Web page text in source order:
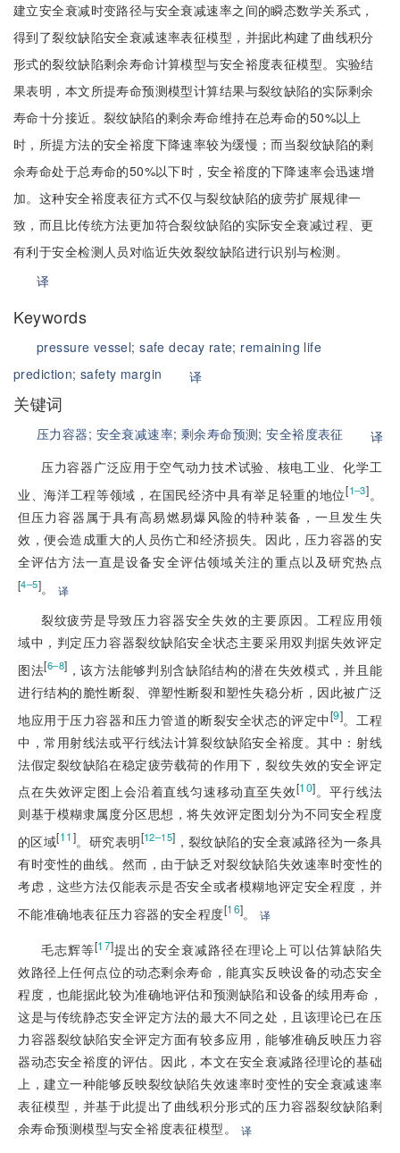
建立安全衰减时变路径与安全衰减速率之间的瞬态数学关系式，
得到了裂纹缺陷安全衰减速率表征模型，并据此构建了曲线积分
形式的裂纹缺陷剩余寿命计算模型与安全裕度表征模型。实验结
果表明，本文所提寿命预测模型计算结果与裂纹缺陷的实际剩余
寿命十分接近。裂纹缺陷的剩余寿命维持在总寿命的50%以上
时，所提方法的安全裕度下降速率较为缓慢；而当裂纹缺陷的剩
余寿命处于总寿命的50%以下时，安全裕度的下降速率会迅速增
加。这种安全裕度表征方式不仅与裂纹缺陷的疲劳扩展规律一
致，而且比传统方法更加符合裂纹缺陷的实际安全衰减过程、更
有利于安全检测人员对临近失效裂纹缺陷进行识别与检测。
译
Keywords
pressure vessel;safe decay rate; remaining life
prediction;safety margin 译
关键词
压力容器; 安全衰减速率; 剩余寿命预测;安全裕度表征
译
压力容器广泛应用于空气动力技术试验、核电工业、化学工
业、海洋工程等领域，在国民经济中具有举足轻重的地位[1–3]。
但压力容器属于具有高易燃易爆风险的特种装备，一旦发生失
效，便会造成重大的人员伤亡和经济损失。因此，压力容器的安
全评估方法一直是设备安全评估领域关注的重点以及研究热点
[4–5]。 译
裂纹疲劳是导致压力容器安全失效的主要原因。工程应用领
域中，判定压力容器裂纹缺陷安全状态主要采用双判据失效评定
图法[6–8] ，该方法能够判别含缺陷结构的潜在失效模式，并且能
进行结构的脆性断裂、弹塑性断裂和塑性失稳分析，因此被广泛
地应用于压力容器和压力管道的断裂安全状态的评定中[9]。工程
中，常用射线法或平行线法计算裂纹缺陷安全裕度。其中：射线
法假定裂纹缺陷在稳定疲劳载荷的作用下，裂纹失效的安全评定
点在失效评定图上会沿着直线匀速移动直至失效[10]。平行线法
则基于模糊隶属度分区思想，将失效评定图划分为不同安全程度
的区域[11]。研究表明[12–15] ，裂纹缺陷的安全衰减路径为一条具
有时变性的曲线。然而，由于缺乏对裂纹缺陷失效速率时变性的
考虑，这些方法仅能表示是否安全或者模糊地评定安全程度，并
不能准确地表征压力容器的安全程度[16]。译
毛志辉等[17]提出的安全衰减路径在理论上可以估算缺陷失
效路径上任何点位的动态剩余寿命，能真实反映设备的动态安全
程度，也能据此较为准确地评估和预测缺陷和设备的续用寿命，
这是与传统静态安全评定方法的最大不同之处，且该理论已在压
力容器裂纹缺陷安全评定方面有较多应用，能够准确反映压力容
器动态安全裕度的评估。因此，本文在安全衰减路径理论的基础
上，建立一种能够反映裂纹缺陷失效速率时变性的安全衰减速率
表征模型，并基于此提出了曲线积分形式的压力容器裂纹缺陷剩
余寿命预测模型与安全裕度表征模型。
译